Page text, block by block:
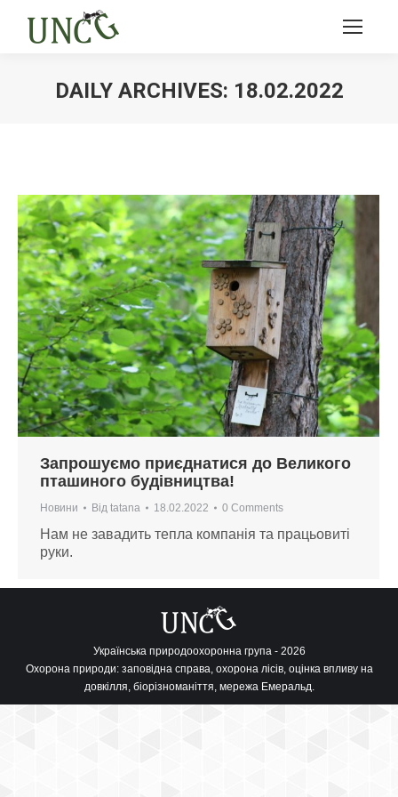
DAILY ARCHIVES: 18.02.2022
Запрошуємо приєднатися до Великого
пташиного будівництва!
Новини Від tatana 18.02.2022 0 Comments
Нам не завадить тепла компанія та працьовиті
руки.
Українська природоохоронна група - 2026
Охорона природи: заповідна справа, охорона лісів, оцінка впливу на
довкілля, біорізноманіття, мережа Емеральд.